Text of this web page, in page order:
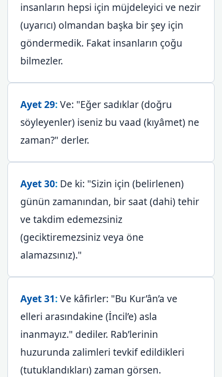
insanların hepsi için müjdeleyici ve nezir
(uyarıcı) olmandan başka bir şey için
göndermedik. Fakat insanların çoğu
bilmezler.
Ayet 29:Ve: "Eğer sadıklar (doğru
söyleyenler) iseniz bu vaad (kıyâmet) ne
zaman?" derler.
Ayet 30: De ki: "Sizin için (belirlenen)
günün zamanından, bir saat (dahi) tehir
ve takdim edemezsiniz
(geciktiremezsiniz veya öne
alamazsınız)."
Ayet 31:Ve kâfirler: "Bu Kur’ân’a ve
elleri arasındakine (İncil’e) asla
inanmayız." dediler. Rab’lerinin
huzurunda zalimleri tevkif edildikleri
(tutuklandıkları) zaman görsen.